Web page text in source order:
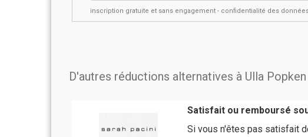
inscription gratuite et sans engagement - confidentialité des
D'autres réductions alternatives à Ulla Popken
Satisfait ou remboursé
Si vous n'êtes pas satisfait